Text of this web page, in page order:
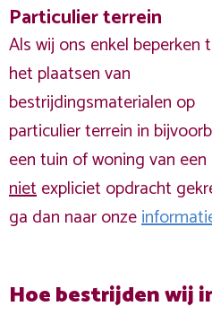
Particulier terrein
Als wij ons enkel beperken
het plaatsen van
bestrijdingsmaterialen op
particulier terrein in
een tuin of woning van
nietexpliciet opdracht
ga dan naar onze
Hoe bestrijden wij